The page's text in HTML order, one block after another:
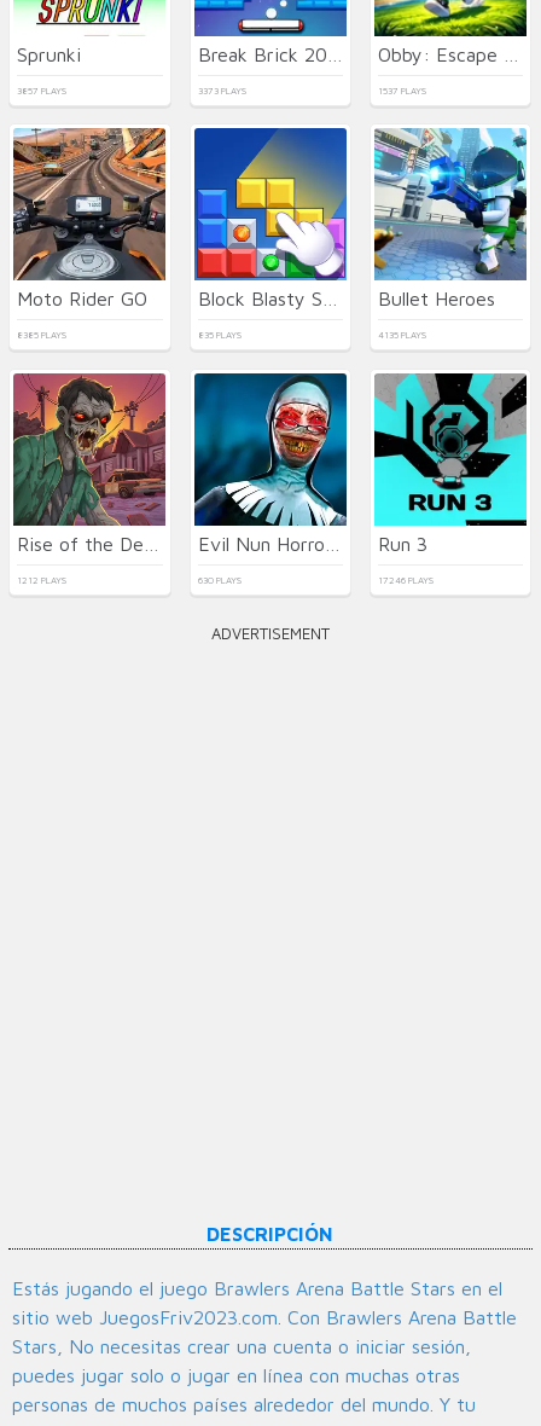
Sprunki
3857 PLAYS 3373 PLAYS 1537 PLAYS
Moto Rider GO
8385 PLAYS 835 PLAYS
Bullet Heroes
4135 PLAYS
1212 PLAYS 630 PLAYS
Run 3
17246 PLAYS
ADVERTISEMENT
DESCRIPCIÓN
Estás jugando el juego Brawlers Arena Battle Stars en el
sitio web JuegosFriv2023.com. Con Brawlers Arena Battle
Stars, No necesitas crear una cuenta o iniciar sesión,
puedes jugar solo o jugar en línea con muchas otras
personas de muchos países alrededor del mundo. Y tu